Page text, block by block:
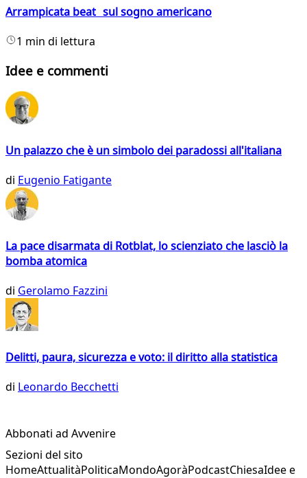
Arrampicata beat sul sogno americano
1 min di lettura
Idee e commenti
Un palazzo che è un simbolo dei paradossi all'italiana
di Eugenio Fatigante
La pace disarmata di Rotblat, lo scienziato che lasciò la
bomba atomica
di Gerolamo Fazzini
Delitti, paura, sicurezza e voto: il diritto alla statistica
di Leonardo Becchetti
Abbonati ad Avvenire
Sezioni del sito
HomeAttualitàPoliticaMondoAgoràPodcastChiesaIdee e